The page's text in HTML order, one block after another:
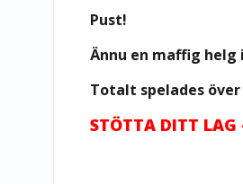
Pust!
Ännu en maffig
Totalt spelades
STÖTTA DITT LAG